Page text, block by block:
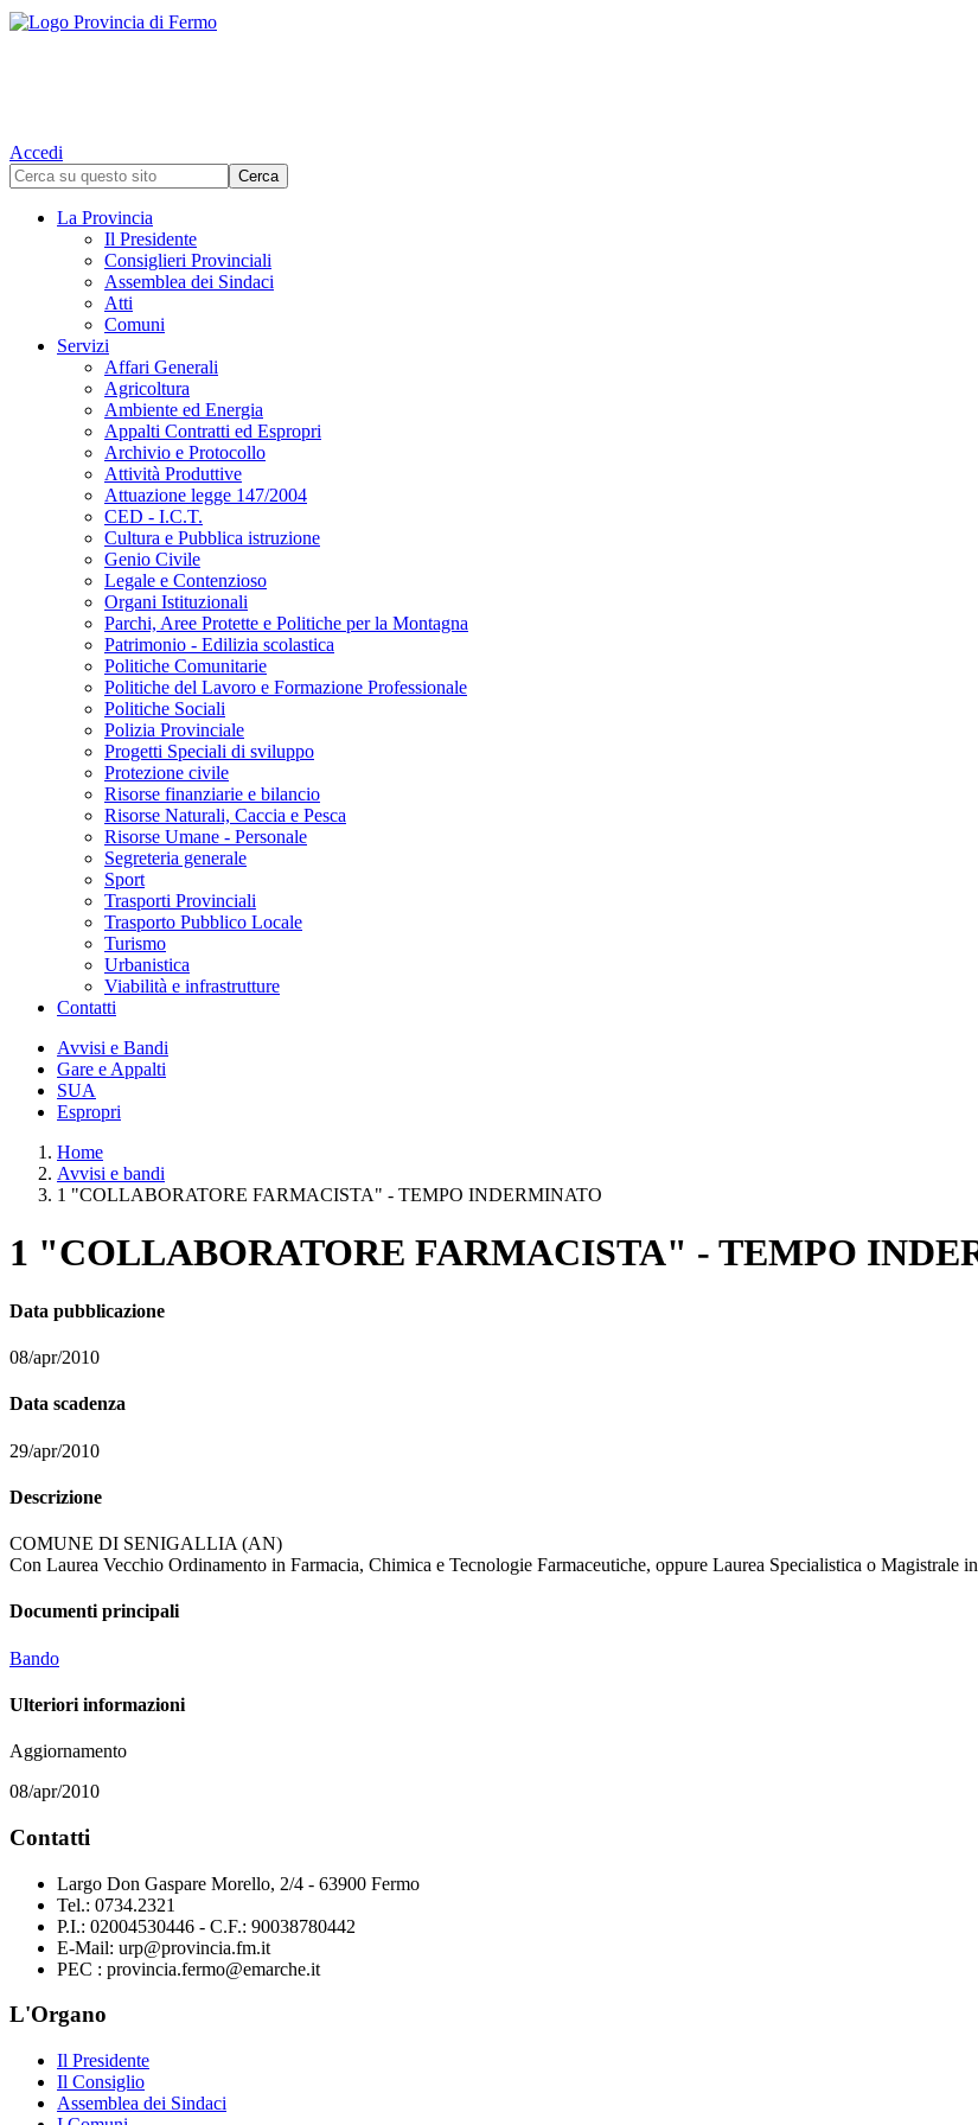
Accedi
La Provincia
Il Presidente
Consiglieri Provinciali
Assemblea dei Sindaci
Atti
Comuni
Servizi
Affari Generali
Agricoltura
Ambiente ed Energia
Appalti Contratti ed Espropri
Archivio e Protocollo
Attività Produttive
Attuazione legge 147/2004
CED - I.C.T.
Cultura e Pubblica istruzione
Genio Civile
Legale e Contenzioso
Organi Istituzionali
Parchi, Aree Protette e Politiche per la Montagna
Patrimonio - Edilizia scolastica
Politiche Comunitarie
Politiche del Lavoro e Formazione Professionale
Politiche Sociali
Polizia Provinciale
Progetti Speciali di sviluppo
Protezione civile
Risorse finanziarie e bilancio
Risorse Naturali, Caccia e Pesca
Risorse Umane - Personale
Segreteria generale
Sport
Trasporti Provinciali
Trasporto Pubblico Locale
Turismo
Urbanistica
Viabilità e infrastrutture
Contatti
Avvisi e Bandi
Gare e Appalti
SUA
Espropri
Home
Avvisi e bandi
1 "COLLABORATORE FARMACISTA" - TEMPO INDERMINATO
1 "COLLABORATORE FARMACISTA" - TEMPO
Data pubblicazione
08/apr/2010
Data scadenza
29/apr/2010
Descrizione
COMUNE DI SENIGALLIA (AN)
Con Laurea Vecchio Ordinamento in Farmacia, Chimica e Tecnologie Farmaceutiche, oppure Laurea Specialistica o Magistrale
Documenti principali
Bando
Ulteriori informazioni
Aggiornamento
08/apr/2010
Contatti
Largo Don Gaspare Morello, 2/4 - 63900 Fermo
Tel.: 0734.2321
P.I.: 02004530446 - C.F.: 90038780442
E-Mail: urp@provincia.fm.it
PEC : provincia.fermo@emarche.it
L'Organo
Il Presidente
Il Consiglio
Assemblea dei Sindaci